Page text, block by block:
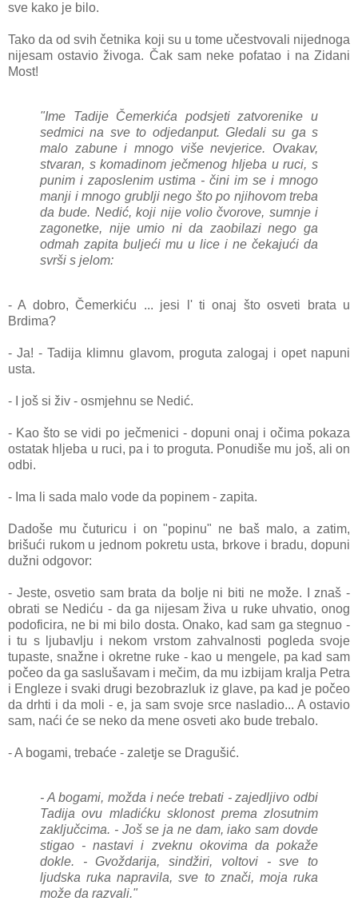
sve kako je bilo.
Tako da od svih četnika koji su u tome učestvovali nijednoga
nijesam ostavio živoga. Čak sam neke pofatao i na Zidani
Most!
"Ime Tadije Čemerkića podsjeti zatvorenike u
sedmici na sve to odjedanput. Gledali su ga s
malo zabune i mnogo više nevjerice. Ovakav,
stvaran, s komadinom ječmenog hljeba u ruci, s
punim i zaposlenim ustima - čini im se i mnogo
manji i mnogo grublji nego što po njihovom treba
da bude. Nedić, koji nije volio čvorove, sumnje i
zagonetke, nije umio ni da zaobilazi nego ga
odmah zapita buljeći mu u lice i ne čekajući da
svrši s jelom:
- A dobro, Čemerkiću ... jesi l' ti onaj što osveti brata u
Brdima?
- Ja! - Tadija klimnu glavom, proguta zalogaj i opet napuni
usta.
- I još si živ - osmjehnu se Nedić.
- Kao što se vidi po ječmenici - dopuni onaj i očima pokaza
ostatak hljeba u ruci, pa i to proguta. Ponudiše mu još, ali on
odbi.
- Ima li sada malo vode da popinem - zapita.
Dadoše mu čuturicu i on "popinu" ne baš malo, a zatim,
brišući rukom u jednom pokretu usta, brkove i bradu, dopuni
dužni odgovor:
- Jeste, osvetio sam brata da bolje ni biti ne može. I znaš -
obrati se Nediću - da ga nijesam živa u ruke uhvatio, onog
podoficira, ne bi mi bilo dosta. Onako, kad sam ga stegnuo -
i tu s ljubavlju i nekom vrstom zahvalnosti pogleda svoje
tupaste, snažne i okretne ruke - kao u mengele, pa kad sam
počeo da ga saslušavam i mečim, da mu izbijam kralja Petra
i Engleze i svaki drugi bezobrazluk iz glave, pa kad je počeo
da drhti i da moli - e, ja sam svoje srce nasladio... A ostavio
sam, naći će se neko da mene osveti ako bude trebalo.
- A bogami, trebaće - zaletje se Dragušić.
- A bogami, možda i neće trebati - zajedljivo odbi
Tadija ovu mladićku sklonost prema zlosutnim
zaključcima. - Još se ja ne dam, iako sam dovde
stigao - nastavi i zveknu okovima da pokaže
dokle. - Gvoždarija, sindžiri, voltovi - sve to
ljudska ruka napravila, sve to znači, moja ruka
može da razvali."